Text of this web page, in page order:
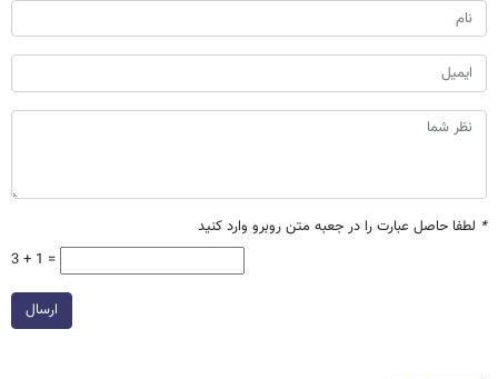
* لطفا حاصل عبارت را در جعبه متن روبرو وارد کنید
3 + 1 =
ارسال